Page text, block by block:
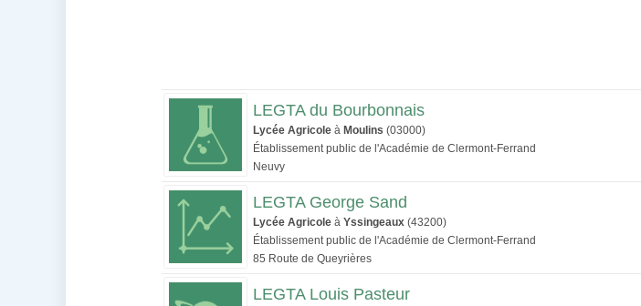
LEGTA du Bourbonnais
Lycée Agricole à Moulins (03000)
Établissement public de l'Académie de Clermont-Ferrand
Neuvy
LEGTA George Sand
Lycée Agricole à Yssingeaux (43200)
Établissement public de l'Académie de Clermont-Ferrand
85 Route de Queyrières
LEGTA Louis Pasteur